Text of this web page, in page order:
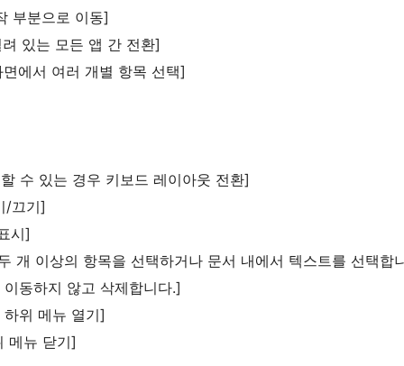
부분으로 이동]
있는 모든 앱 간 전환]
에서 여러 개별 항목 선택]
수 있는 경우 키보드 레이아웃 전환]
/끄기]
시]
개 이상의 항목을 선택하거나 문서 내에서 텍스트를 선택합
동하지 않고 삭제합니다.]
위 메뉴 열기]
메뉴 닫기]